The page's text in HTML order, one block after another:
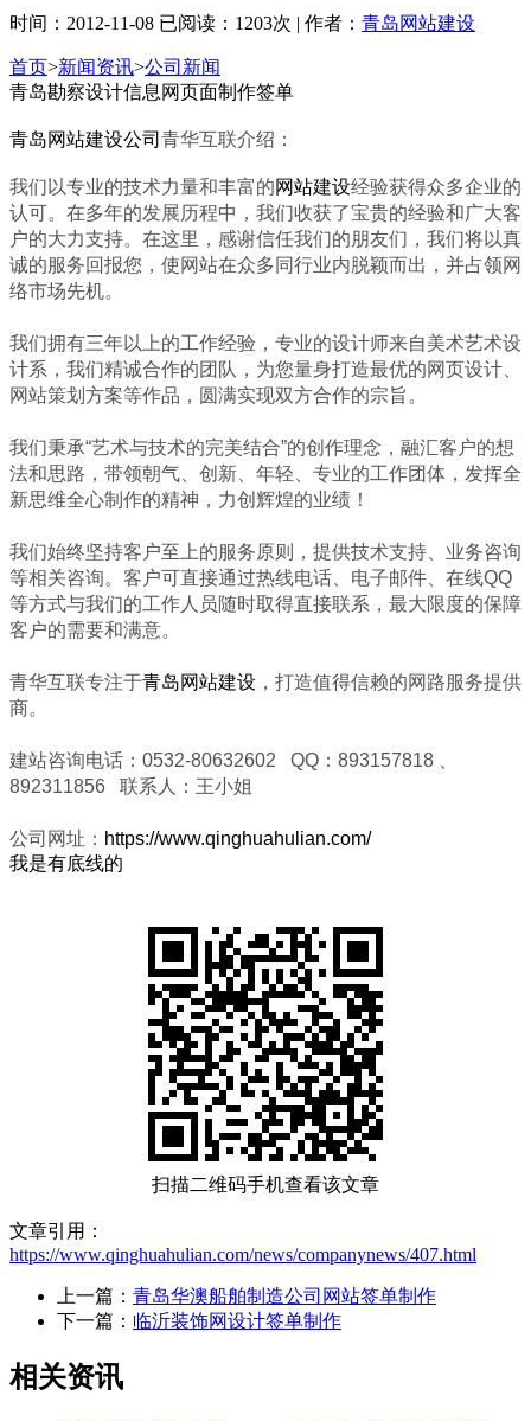
时间：2012-11-08 已阅读：1203次 | 作者： 青岛网站建设
首页>新闻资讯>公司新闻
青岛勘察设计信息网页面制作签单
青岛网站建设公司 青华互联介绍：
我们以专业的技术力量和丰富的网站建设经验获得众多企业的
认可。在多年的发展历程中，我们收获了宝贵的经验和广大客
户的大力支持。在这里，感谢信任我们的朋友们，我们将以真
诚的服务回报您，使网站在众多同行业内脱颖而出，并占领网
络市场先机。
我们拥有三年以上的工作经验，专业的设计师来自美术艺术设
计系，我们精诚合作的团队，为您量身打造最优的网页设计、
网站策划方案等作品，圆满实现双方合作的宗旨。
我们秉承“艺术与技术的完美结合”的创作理念，融汇客户的想
法和思路，带领朝气、创新、年轻、专业的工作团体，发挥全
新思维全心制作的精神，力创辉煌的业绩！
我们始终坚持客户至上的服务原则，提供技术支持、业务咨询
等相关咨询。客户可直接通过热线电话、电子邮件、在线QQ
等方式与我们的工作人员随时取得直接联系，最大限度的保障
客户的需要和满意。
青华互联专注于青岛网站建设 ，打造值得信赖的网路服务提供
商。
建站咨询电话：0532-80632602 QQ：893157818 、
892311856 联系人：王小姐
公司网址： https://www.qinghuahulian.com/
我是有底线的
扫描二维码手机查看该文章
文章引用：
https://www.qinghuahulian.com/news/companynews/407.html
上一篇： 青岛华澳船舶制造公司网站签单制作
下一篇： 临沂装饰网设计签单制作
相关资讯